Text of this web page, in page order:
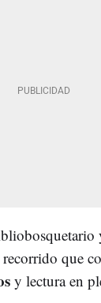
que
y lectura en